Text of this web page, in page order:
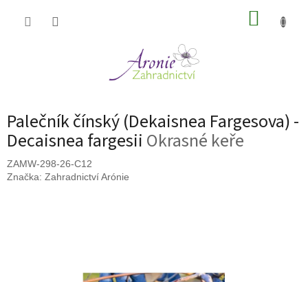
Palečník čínský (Dekaisnea Fargesova) -
Decaisnea fargesii Okrasné keře
ZAMW-298-26-C12
Značka: Zahradnictví Arónie